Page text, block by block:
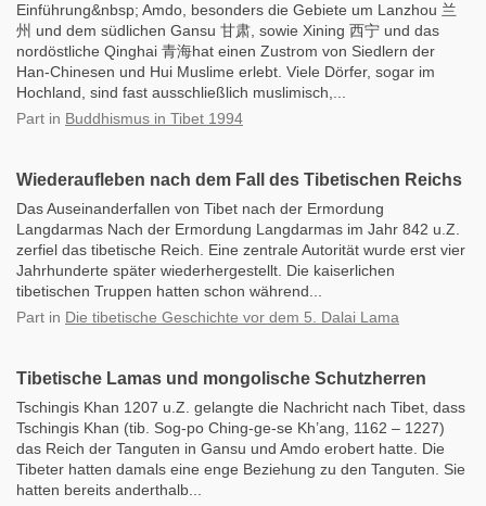
Einführung&nbsp; Amdo, besonders die Gebiete um Lanzhou 兰
州 und dem südlichen Gansu 甘肃, sowie Xining 西宁 und das
nordöstliche Qinghai 青海hat einen Zustrom von Siedlern der
Han-Chinesen und Hui Muslime erlebt. Viele Dörfer, sogar im
Hochland, sind fast ausschließlich muslimisch,...
Part in Buddhismus in Tibet 1994
Wiederaufleben nach dem Fall des Tibetischen Reichs
Das Auseinanderfallen von Tibet nach der Ermordung
Langdarmas Nach der Ermordung Langdarmas im Jahr 842 u.Z.
zerfiel das tibetische Reich. Eine zentrale Autorität wurde erst vier
Jahrhunderte später wiederhergestellt. Die kaiserlichen
tibetischen Truppen hatten schon während...
Part in Die tibetische Geschichte vor dem 5. Dalai Lama
Tibetische Lamas und mongolische Schutzherren
Tschingis Khan 1207 u.Z. gelangte die Nachricht nach Tibet, dass
Tschingis Khan (tib. Sog-po Ching-ge-se Kh’ang, 1162 – 1227)
das Reich der Tanguten in Gansu und Amdo erobert hatte. Die
Tibeter hatten damals eine enge Beziehung zu den Tanguten. Sie
hatten bereits anderthalb...